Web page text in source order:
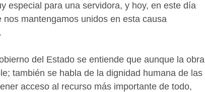
especial para una servidora, y hoy, en este día
mantengamos unidos en esta causa
del Estado se entiende que aunque la obra
también se habla de la dignidad humana de las
acceso al recurso más importante de todo,